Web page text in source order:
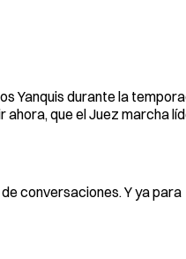
Yanquis durante la
ahora, que el Juez marcha
conversaciones. Y ya para